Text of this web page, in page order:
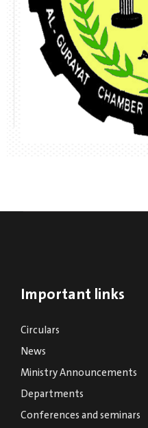
Important links
Circulars
News
Ministry Announcements
Departments
Conferences and seminars